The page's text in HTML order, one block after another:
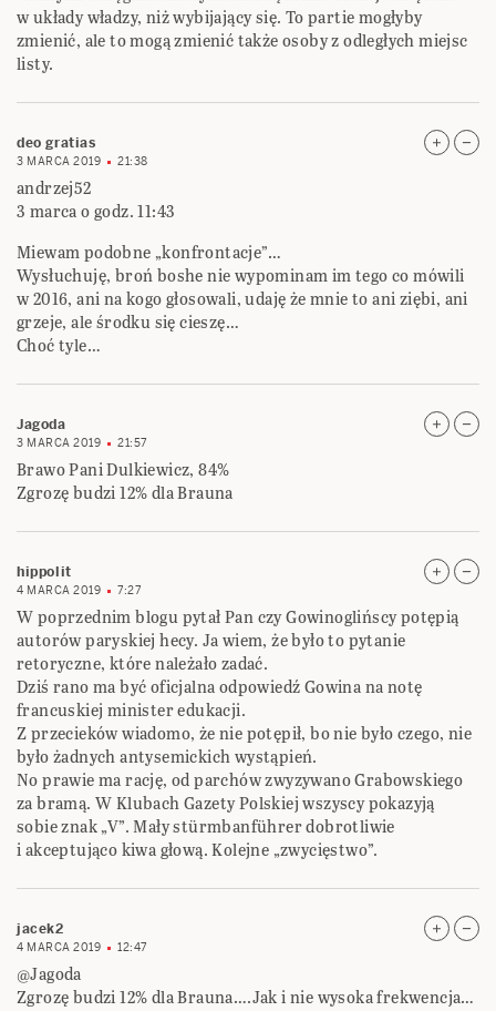
w układy władzy, niż wybijający się. To partie mogłyby
zmienić, ale to mogą zmienić także osoby z odległych miejsc
listy.
deo gratias
3 MARCA 2019 21:38
andrzej52
3 marca o godz. 11:43
Miewam podobne „konfrontacje”…
Wysłuchuję, broń boshe nie wypominam im tego co mówili
w 2016, ani na kogo głosowali, udaję że mnie to ani ziębi, ani
grzeje, ale środku się cieszę…
Choć tyle…
Jagoda
3 MARCA 2019 21:57
Brawo Pani Dulkiewicz, 84%
Zgrozę budzi 12% dla Brauna
hippolit
4 MARCA 2019 7:27
W poprzednim blogu pytał Pan czy Gowinoglińscy potępią
autorów paryskiej hecy. Ja wiem, że było to pytanie
retoryczne, które należało zadać.
Dziś rano ma być oficjalna odpowiedź Gowina na notę
francuskiej minister edukacji.
Z przecieków wiadomo, że nie potępił, bo nie było czego, nie
było żadnych antysemickich wystąpień.
No prawie ma rację, od parchów zwyzywano Grabowskiego
za bramą. W Klubach Gazety Polskiej wszyscy pokazyją
sobie znak „V”. Mały stürmbanführer dobrotliwie
i akceptująco kiwa głową. Kolejne „zwycięstwo”.
jacek2
4 MARCA 2019 12:47
@Jagoda
Zgrozę budzi 12% dla Brauna….Jak i nie wysoka frekwencja…